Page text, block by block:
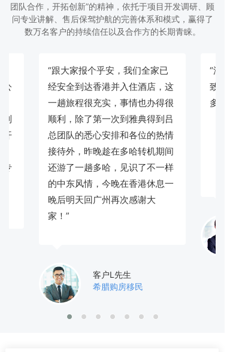
团队合作，开拓创新”的精神，依托于项目开发调研、顾
问专业讲解、售后保驾护航的完善体系和模式，赢得了
数万名客户的持续信任以及合作方的长期青睐。
公
开
专
“跟大家报个乎安，我们全家已
经安全到达香港并入住酒店，这
一趟旅程很充实，事情也办得很
顺利，除了第一次到雅典得到吕
总团队的悉心安排和各位的热情
接待外，昨晚趁在多哈转机期间
还游了一趟多哈，见识了不一样
的中东风情，今晚在香港休息一
晚后明天回广州再次感谢大
家！”
客户L先生
希腊购房移民
“澳美家
致，实
多问题